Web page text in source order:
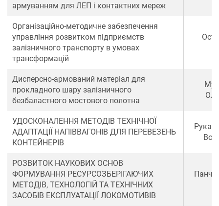
армуванням для ЛЕП і контактних мереж
Організаційно-методичне забезпечення
управління розвитком підприємств
залізничного транспорту в умовах
трансформацій
Дисперсно-армований матеріал для
прокладного шару залізничного
безбаластного мостового полотна
УДОСКОНАЛЕННЯ МЕТОДІВ ТЕХНІЧНОЇ
АДАПТАЦІЇ НАПІВВАГОНІВ ДЛЯ ПЕРЕВЕЗЕНЬ
КОНТЕЙНЕРІВ
РОЗВИТОК НАУКОВИХ ОСНОВ
ФОРМУВАННЯ РЕСУРСОЗБЕРІГАЮЧИХ
МЕТОДІВ, ТЕХНОЛОГІЙ ТА ТЕХНІЧНИХ
ЗАСОБІВ ЕКСПЛУАТАЦІЇ ЛОКОМОТИВІВ